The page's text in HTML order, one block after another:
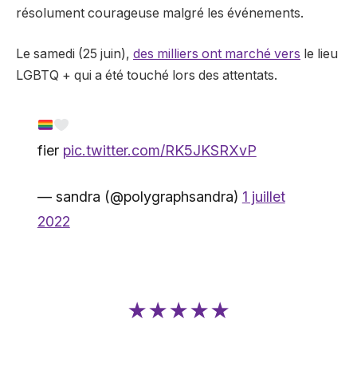
résolument courageuse malgré les événements.
Le samedi (25 juin), des milliers ont marché vers le lieu
LGBTQ + qui a été touché lors des attentats.
fier pic.twitter.com/RK5JKSRXvP
— sandra (@polygraphsandra) 1 juillet
2022
★★★★★